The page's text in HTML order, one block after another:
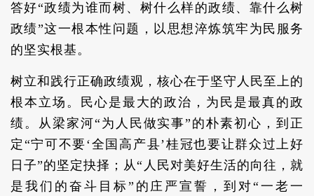
答好“政绩为谁而树、树什么样的政绩、靠什么树
政绩”这一根本性问题，以思想淬炼筑牢为民服务
的坚实根基。
树立和践行正确政绩观，核心在于坚守人民至上的
根本立场。民心是最大的政治，为民是最真的政
绩。从梁家河“为人民做实事”的朴素初心，到正
定“宁可不要‘全国高产县’桂冠也要让群众过上好
日子”的坚定抉择；从“人民对美好生活的向往，就
是我们的奋斗目标”的庄严宣誓，到对“一老一